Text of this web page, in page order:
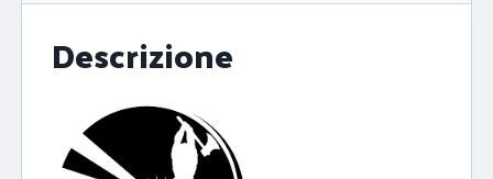
Descrizione